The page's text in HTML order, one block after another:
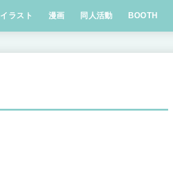
イラスト 漫画 同人活動 BOOTH